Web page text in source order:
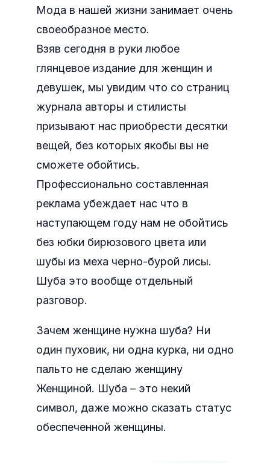
Мода в нашей жизни занимает очень
своеобразное место.
Взяв сегодня в руки любое
глянцевое издание для женщин и
девушек, мы увидим что со страниц
журнала авторы и стилисты
призывают нас приобрести десятки
вещей, без которых якобы вы не
сможете обойтись.
Профессионально составленная
реклама убеждает нас что в
наступающем году нам не обойтись
без юбки бирюзового цвета или
шубы из меха черно-бурой лисы.
Шуба это вообще отдельный
разговор.
Зачем женщине нужна шуба? Ни
один пуховик, ни одна курка, ни одно
пальто не сделаю женщину
Женщиной. Шуба – это некий
символ, даже можно сказать статус
обеспеченной женщины.